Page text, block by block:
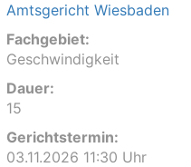
Amtsgericht Wiesbaden
Fachgebiet:
Geschwindigkeit
Dauer:
15
Gerichtstermin:
03.11.2026 11:30 Uhr